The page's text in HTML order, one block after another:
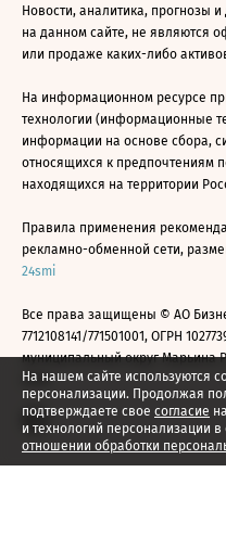
На нашем сайте используются
персонализации. Продолжая
подтверждаете свое согласие
и технологий персонализации в
отношении обработки
Новости, аналитика, прогнозы
на данном сайте, не являются
или продаже каких-либо
На информационном ресурсе
технологии (информационные
информации на основе сбора,
относящихся к предпочтениям
находящихся на территории
Правила применения
рекламно-обменной сети,
24smi
Все права защищены © АО
7712108141/771501001, ОГРН
муниципальный округ Марьина
2026